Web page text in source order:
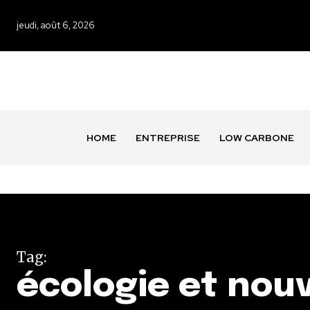
jeudi, août 6, 2026
HOME ENTREPRISE LOW CARBONE
Tag:
écologie et